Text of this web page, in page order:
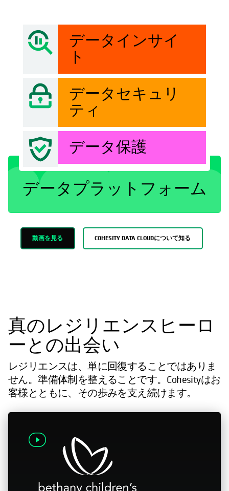
データインサイ
ト
データセキュリ
ティ
データ保護
データプラットフォーム
動画を見る COHESITY DATA CLOUDについて知る
真のレジリエンスヒーロ
ーとの出会い
レジリエンスは、単に回復することではありま
せん。準備体制を整えることです。Cohesityはお
客様とともに、その歩みを支え続けます。